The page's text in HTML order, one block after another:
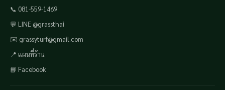
📞 081-559-1469
💬 LINE @grassthai
✉️ grassyturf@gmail.com
📍 แผนที่ร้าน
📘 Facebook